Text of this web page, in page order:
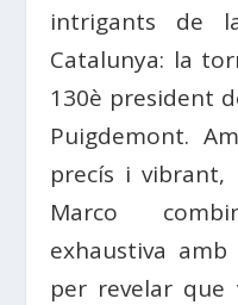
intrigants de
Catalunya: la
130è president
Puigdemont.
precís i vibrant,
Marco
exhaustiva
per revelar que